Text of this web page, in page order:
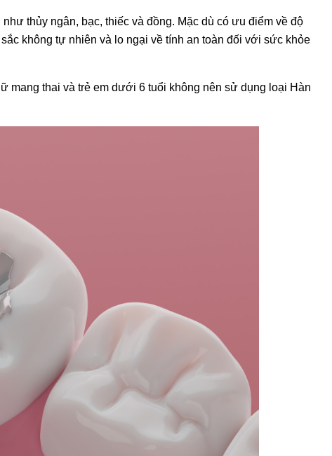
thủy ngân, bạc, thiếc và đồng. Mặc dù có ưu điểm về độ
không tự nhiên và lo ngại về tính an toàn đối với sức khỏe
mang thai và trẻ em dưới 6 tuổi không nên sử dụng loại Hàn